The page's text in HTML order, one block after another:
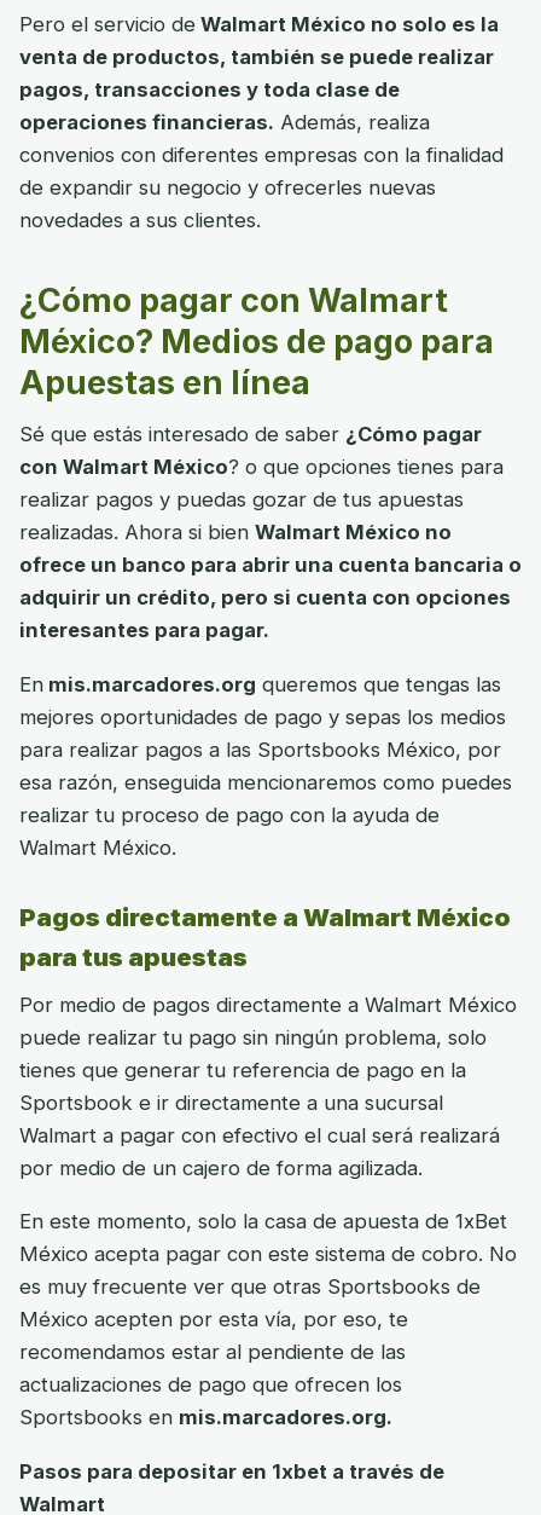
Pero el servicio de Walmart México no solo es la
venta de productos, también se puede realizar
pagos, transacciones y toda clase de
operaciones financieras. Además, realiza
convenios con diferentes empresas con la finalidad
de expandir su negocio y ofrecerles nuevas
novedades a sus clientes.
¿Cómo pagar con Walmart
México? Medios de pago para
Apuestas en línea
Sé que estás interesado de saber ¿Cómo pagar
con Walmart México? o que opciones tienes para
realizar pagos y puedas gozar de tus apuestas
realizadas. Ahora si bien Walmart México no
ofrece un banco para abrir una cuenta bancaria o
adquirir un crédito, pero si cuenta con opciones
interesantes para pagar.
En mis.marcadores.org queremos que tengas las
mejores oportunidades de pago y sepas los medios
para realizar pagos a las Sportsbooks México, por
esa razón, enseguida mencionaremos como puedes
realizar tu proceso de pago con la ayuda de
Walmart México.
Pagos directamente a Walmart México
para tus apuestas
Por medio de pagos directamente a Walmart México
puede realizar tu pago sin ningún problema, solo
tienes que generar tu referencia de pago en la
Sportsbook e ir directamente a una sucursal
Walmart a pagar con efectivo el cual será realizará
por medio de un cajero de forma agilizada.
En este momento, solo la casa de apuesta de 1xBet
México acepta pagar con este sistema de cobro. No
es muy frecuente ver que otras Sportsbooks de
México acepten por esta vía, por eso, te
recomendamos estar al pendiente de las
actualizaciones de pago que ofrecen los
Sportsbooks en mis.marcadores.org.
Pasos para depositar en 1xbet a través de
Walmart